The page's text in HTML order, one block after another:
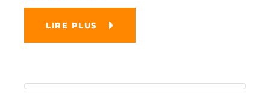
LIRE PLUS